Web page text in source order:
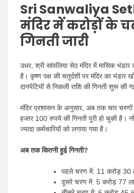
Sri Sanwaliya
मंदिर में करोड़ों के
गिनती जारी
उधर, श्री सांवलिया सेठ मंदिर में मासिक भंडार
है। कृष्ण पक्ष की चतुर्दशी पर मंदिर का भंडार
दानपेटियों से निकली राशि की गिनती शुरू की
मंदिर प्रशासन के अनुसार, अब तक चार
हजार 100 रुपये की गिनती पूरी हो चुकी है।
ज्यादा कर्मचारियों को लगाया गया है।
अब तक कितनी हुई गिनती?
पहले चरण में: 11 करोड़ 30
दूसरे चरण में: 5 करोड़ 77